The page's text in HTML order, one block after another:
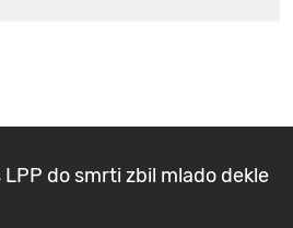
do smrti zbil mlado dekle